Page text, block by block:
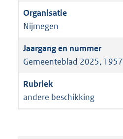
Nijmegen
Gemeenteblad 2025, 1957
andere beschikking